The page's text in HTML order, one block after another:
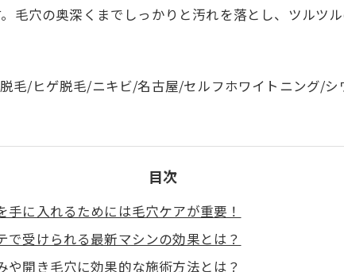
毛穴の奥深くまでしっかりと汚れを落とし、ツルツル
毛/ヒゲ脱毛/ニキビ/名古屋/セルフホワイトニング/シ
目次
手に入れるためには毛穴ケアが重要！
で受けられる最新マシンの効果とは？
や開き毛穴に効果的な施術方法とは？